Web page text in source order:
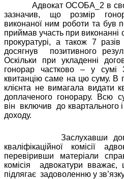
Адвокат ОСОБА_2 в
зазначив, що розмір
виконаної ним роботи та був
приймав участь при виконанні
прокуратурі, а також 7
досягнув
позитивного
Оскільки при укладенні
гонорар частково – у сумі
квитанцію саме на цю суму. В
клієнта не вимагала видати
доплаченого гонорару. Всю
він
включив
до квартального
доходу.
Заслухавши
кваліфікаційної комісії
перевіривши матеріали
комісія
адвокатури вважає,
підлягає задоволенню у